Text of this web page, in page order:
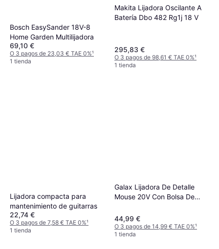
Bosch EasySander 18V-8
Home Garden Multilijadora
69,10 €
O 3 pagos de 23,03 € TAE 0%¹
1 tienda
Makita Lijadora Oscilante A
Batería Dbo 482 Rg1j 18 V
295,83 €
O 3 pagos de 98,61 € TAE 0%¹
1 tienda
Lijadora compacta para
mantenimiento de guitarras
22,74 €
O 3 pagos de 7,58 € TAE 0%¹
1 tienda
Galax Lijadora De Detalle
Mouse 20V Con Bolsa De
44,99 €
O 3 pagos de 14,99 € TAE 0%¹
1 tienda